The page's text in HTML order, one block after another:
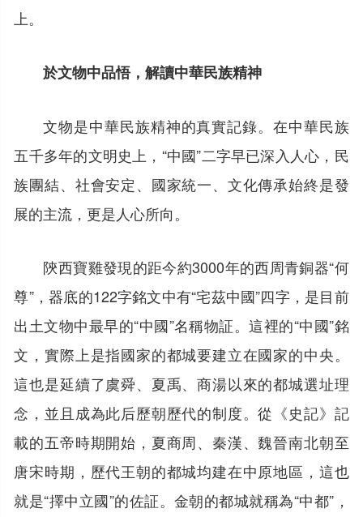
上。
於文物中品悟，解讀中華民族精神
文物是中華民族精神的真實記錄。在中華民族
五千多年的文明史上，“中國”二字早已深入人心，民
族團結、社會安定、國家統一、文化傳承始終是發
展的主流，更是人心所向。
陝西寶雞發現的距今約3000年的西周青銅器“何
尊”，器底的122字銘文中有“宅茲中國”四字，是目前
出土文物中最早的“中國”名稱物証。這裡的“中國”銘
文，實際上是指國家的都城要建立在國家的中央。
這也是延續了虞舜、夏禹、商湯以來的都城選址理
念，並且成為此后歷朝歷代的制度。從《史記》記
載的五帝時期開始，夏商周、秦漢、魏晉南北朝至
唐宋時期，歷代王朝的都城均建在中原地區，這也
就是“擇中立國”的佐証。金朝的都城就稱為“中都”，